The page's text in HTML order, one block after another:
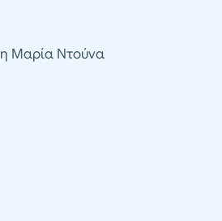
η Μαρία Ντούνα